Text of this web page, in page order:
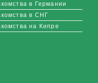
в Германии
в СНГ
на Кипре